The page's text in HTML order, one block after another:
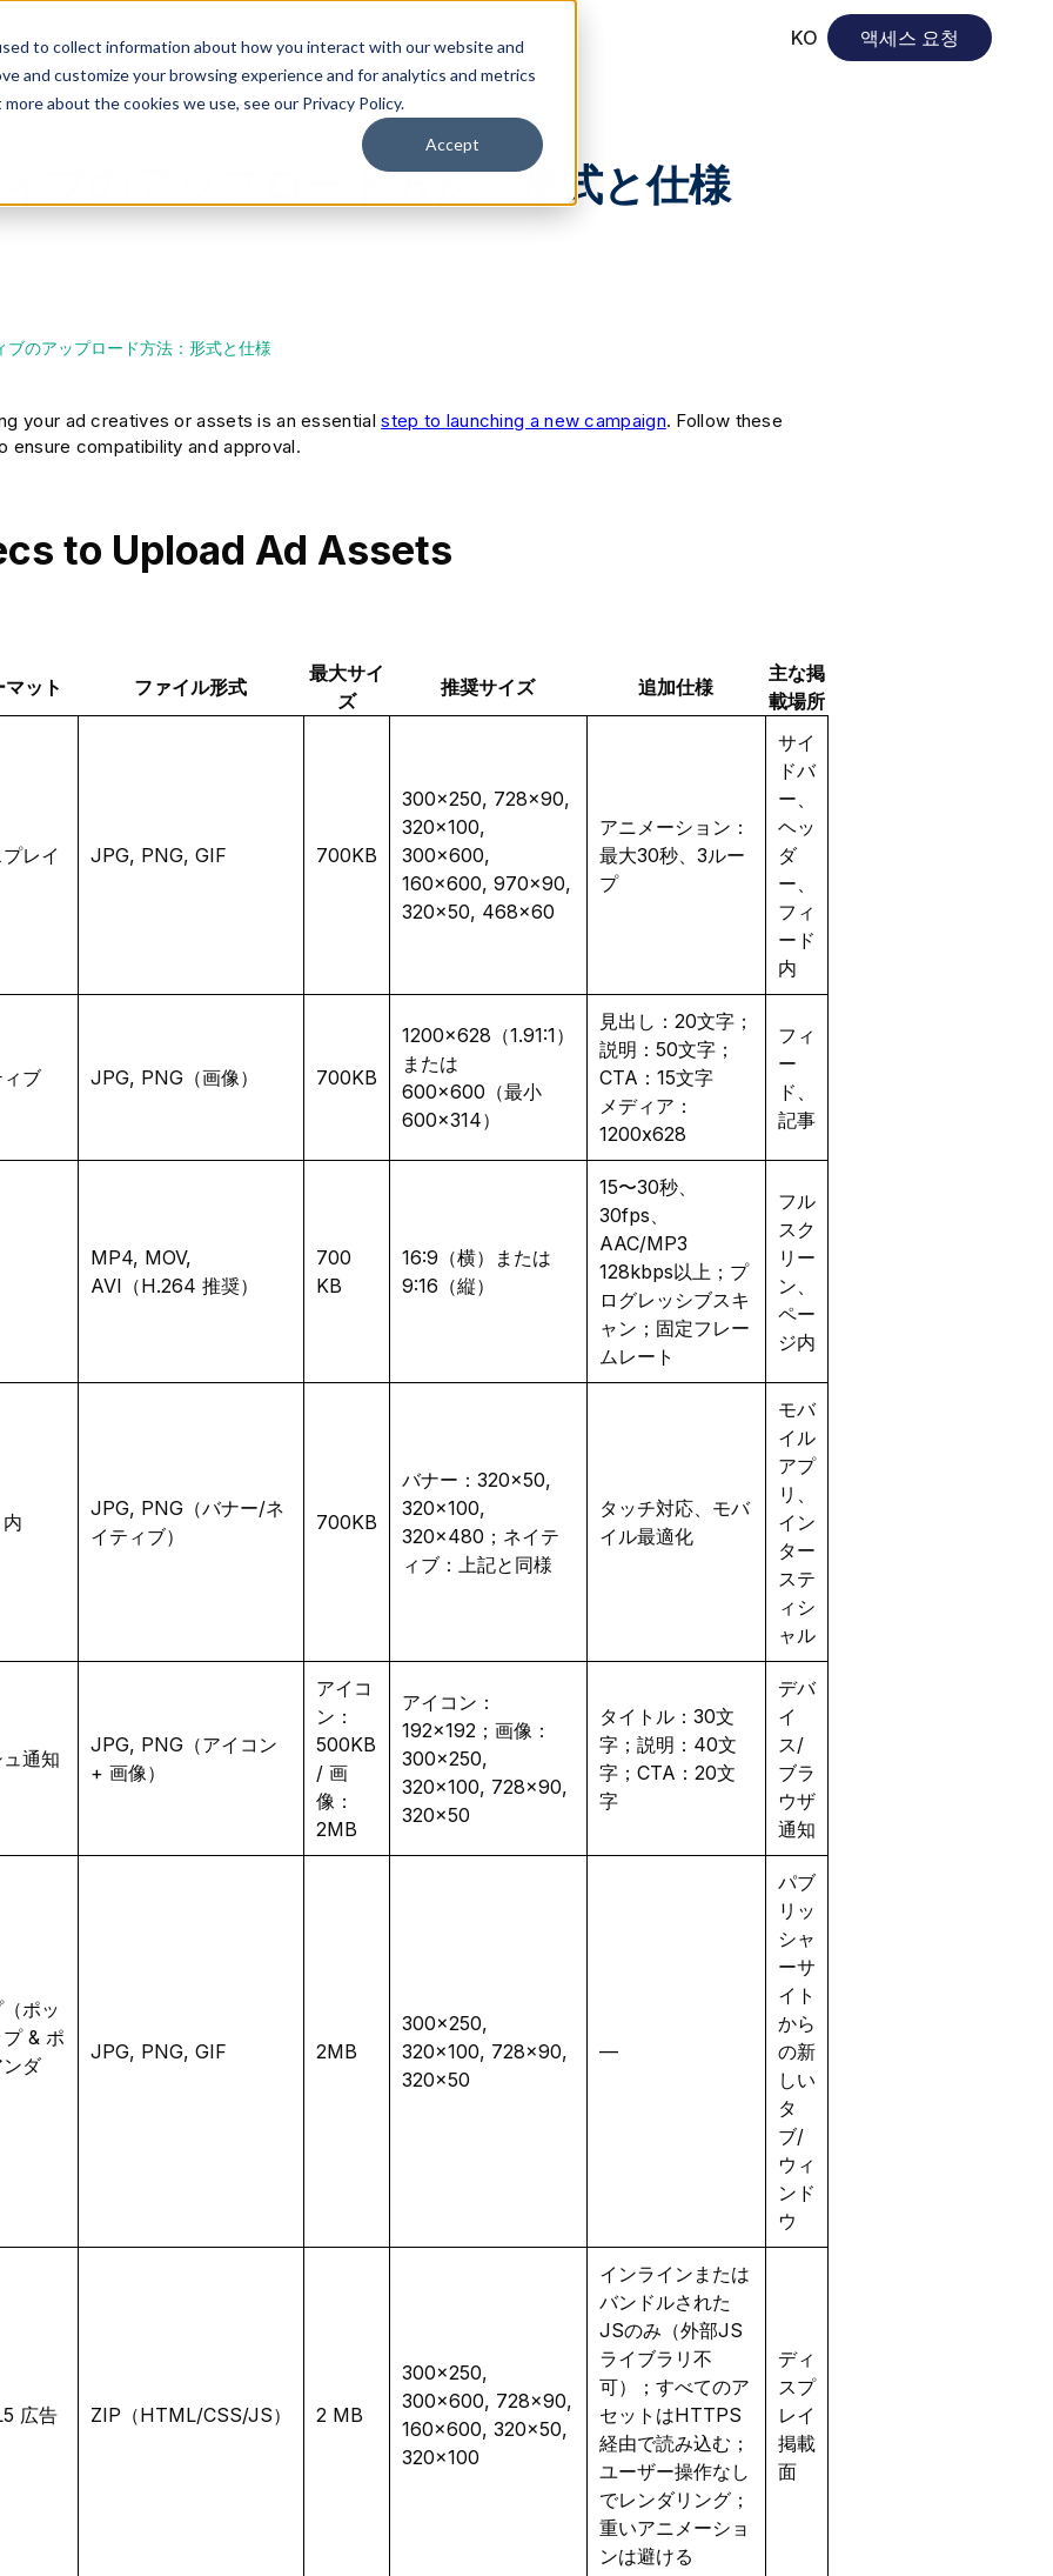
to collect information about how you interact with our website and
and customize your browsing experience and for analytics and metrics
about the cookies we use, see our Privacy Policy.
Accept
솔루션 플랫폼 리소스 KO 액세스 요청
ブのアップロード方法：形式と仕様
ブのアップロード方法：形式と仕様
your ad creatives or assets is an essentialstep to launching a new campaign. Follow these
ensure compatibility and approval.
to Upload Ad Assets
ット ファイル形式
最大サイ
ズ
推奨サイズ 追加仕様
主な掲
載場所
レイ JPG, PNG, GIF 700KB
300×250, 728×90,
320×100,
300×600,
160×600, 970×90,
320×50, 468×60
アニメーション：
最大30秒、3ルー
プ
サイ
ドバ
ー、
ヘッ
ダ
ー、
フィ
ード
内
ブ JPG, PNG（画像） 700KB
1200×628（1.91:1）
または
600×600（最小
600×314）
見出し：20文字；
説明：50文字；
CTA：15文字
メディア：
1200x628
フィ
ー
ド、
記事
MP4, MOV,
AVI（H.264 推奨）
700
KB
16:9（横）または
9:16（縦）
15〜30秒、
30fps、
AAC/MP3
128kbps以上；プ
ログレッシブスキ
ャン；固定フレー
ムレート
フル
スク
リー
ン、
ペー
ジ内
JPG, PNG（バナー/ネ
イティブ）
700KB
バナー：320×50,
320×100,
320×480；ネイテ
ィブ：上記と同様
タッチ対応、モバ
イル最適化
モバ
イル
アプ
リ、
イン
ター
ステ
ィシ
ャル
通知
JPG, PNG（アイコン
+ 画像）
アイコ
ン：
500KB
/ 画
像：
2MB
アイコン：
192×192；画像：
300×250,
320×100, 728×90,
320×50
タイトル：30文
字；説明：40文
字；CTA：20文
字
デバ
イ
ス/
ブラ
ウザ
通知
ポッ
& ポ
ダ
JPG, PNG, GIF 2MB
300×250,
320×100, 728×90,
320×50
—
パブ
リッ
シャ
ーサ
イト
から
の新
しい
タ
ブ/
ウィ
ンド
ウ
広告 ZIP（HTML/CSS/JS） 2 MB
300×250,
300×600, 728×90,
160×600, 320×50,
320×100
インラインまたは
バンドルされた
JSのみ（外部JS
ライブラリ不
可）；すべてのア
セットはHTTPS
経由で読み込む；
ユーザー操作なし
でレンダリング；
重いアニメーショ
ンは避ける
ディ
スプ
レイ
掲載
面